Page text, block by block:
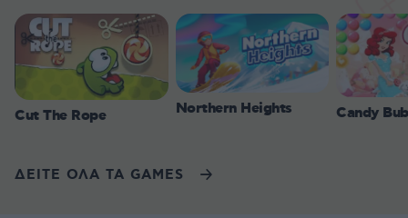
Cut The Rope Northern Heights Candy
ΔΕΙΤΕ ΟΛΑ ΤΑ GAMES